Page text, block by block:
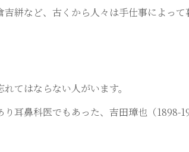
絣など、古くから人々は手仕事によっ
てはならない人がいます。
耳鼻科医でもあった、吉田璋也（1898-